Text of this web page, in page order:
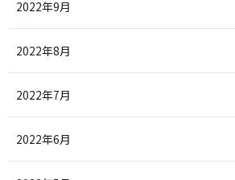
2022年9月
2022年8月
2022年7月
2022年6月